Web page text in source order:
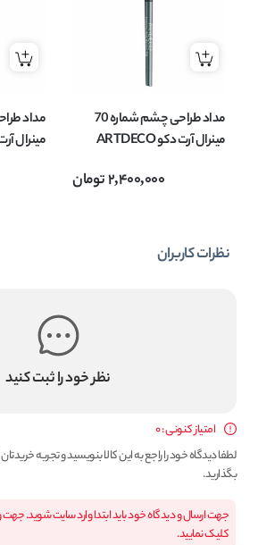
مداد طراحی چشم شماره 70
مینرال آرت دکو ARTDECO
2,400,000تومان
نظرات کاربران
نظر خود را ثبت کنید
امتیاز کنونی : 0
لطفا دیدگاه خود را راجع به این کالا بنویسید و تجربه خریدتان
بگذارید.
جهت ارسال و دیدگاه خود باید ابتدا وارد سایت شوید.
کلیک نمایید.